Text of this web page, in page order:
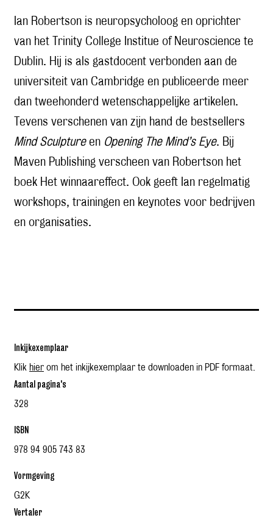
Ian Robertson is neuropsycholoog en oprichter
van het Trinity College Institue of Neuroscience te
Dublin. Hij is als gastdocent verbonden aan de
universiteit van Cambridge en publiceerde meer
dan tweehonderd wetenschappelijke artikelen.
Tevens verschenen van zijn hand de bestsellers
Mind Sculptureen Opening The Mind’s Eye. Bij
Maven Publishing verscheen van Robertson het
boek Het winnaareffect. Ook geeft Ian regelmatig
workshops, trainingen en keynotes voor bedrijven
en organisaties.
Inkijkexemplaar
Klik hier om het inkijkexemplaar te downloaden in PDF formaat.
Aantal pagina's
328
ISBN
978 94 905 743 83
Vormgeving
G2K
Vertaler